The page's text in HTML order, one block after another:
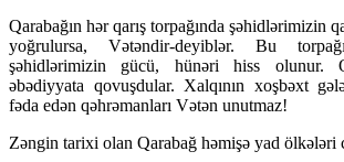
Qarabağın hər qarış torpağında şəhidlərimizin
yoğrulursa, Vətəndir-deyiblər. Bu
şəhidlərimizin gücü, hünəri hiss olunur.
əbədiyyata qovuşdular. Xalqının xoşbəxt
fəda edən qəhrəmanları Vətən unutmaz!
Zəngin tarixi olan Qarabağ həmişə yad ölkələri